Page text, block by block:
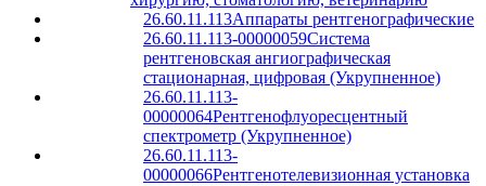
26.60.11.113Аппараты рентгенографические
26.60.11.113-00000059Система
рентгеновская ангиографическая
стационарная, цифровая (Укрупненное)
26.60.11.113-
00000064Рентгенофлуоресцентный
спектрометр (Укрупненное)
26.60.11.113-
00000066Рентгенотелевизионная установка